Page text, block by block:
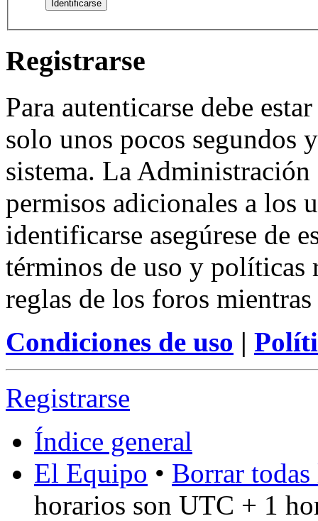
Registrarse
Para autenticarse debe
solo unos pocos segundos
sistema. La
permisos adicionales a los
identificarse asegúrese de
términos de uso y políticas
reglas de los foros
Condiciones de uso |
Registrarse
Índice general
El Equipo • Borrar
horarios son UTC + 1